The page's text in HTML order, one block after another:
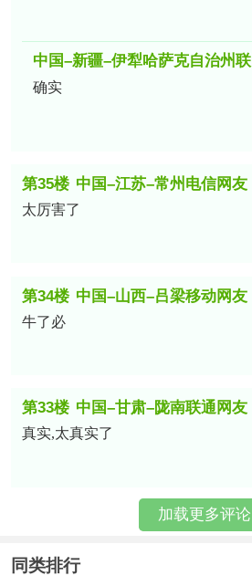
中国–新疆–伊犁哈萨克自治州联
通网友
确实
第35楼 中国–江苏–常州电信网友
太厉害了
第34楼 中国–山西–吕梁移动网友
牛了必
第33楼 中国–甘肃–陇南联通网友
真实,太真实了
加载更多评论
同类排行